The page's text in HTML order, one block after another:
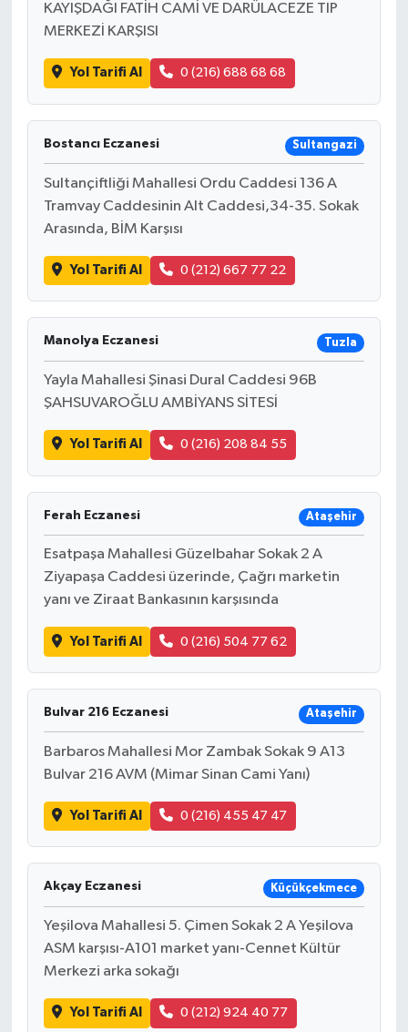
KAYIŞDAĞI FATİH CAMİ VE DARÜLACEZE TIP
MERKEZİ KARŞISI
Yol Tarifi Al 0 (216) 688 68 68
Bostancı Eczanesi Sultangazi
Sultançiftliği Mahallesi Ordu Caddesi 136 A
Tramvay Caddesinin Alt Caddesi,34-35. Sokak
Arasında, BİM Karşısı
Yol Tarifi Al 0 (212) 667 77 22
Manolya Eczanesi Tuzla
Yayla Mahallesi Şinasi Dural Caddesi 96B
ŞAHSUVAROĞLU AMBİYANS SİTESİ
Yol Tarifi Al 0 (216) 208 84 55
Ferah Eczanesi Ataşehir
Esatpaşa Mahallesi Güzelbahar Sokak 2 A
Ziyapaşa Caddesi üzerinde, Çağrı marketin
yanı ve Ziraat Bankasının karşısında
Yol Tarifi Al 0 (216) 504 77 62
Bulvar 216 Eczanesi Ataşehir
Barbaros Mahallesi Mor Zambak Sokak 9 A13
Bulvar 216 AVM (Mimar Sinan Cami Yanı)
Yol Tarifi Al 0 (216) 455 47 47
Akçay Eczanesi Küçükçekmece
Yeşilova Mahallesi 5. Çimen Sokak 2 A Yeşilova
ASM karşısı-A101 market yanı-Cennet Kültür
Merkezi arka sokağı
Yol Tarifi Al 0 (212) 924 40 77